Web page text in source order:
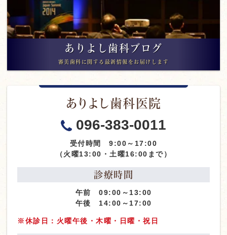
ありよし歯科ブログ
審美歯科に関する最新情報をお届けします
ありよし歯科医院
096-383-0011
受付時間 9:00～17:00
（火曜13:00・土曜16:00まで）
診療時間
午前 09:00～13:00
午後 14:00～17:00
※休診日：火曜午後・木曜・日曜・祝日